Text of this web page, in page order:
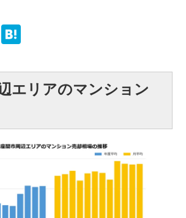
Line
エリアのマンション